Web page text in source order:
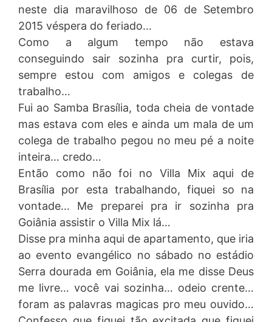
neste dia maravilhoso de 06 de Setembro
2015 véspera do feriado…
Como a algum tempo não estava
conseguindo sair sozinha pra curtir, pois,
sempre estou com amigos e colegas de
trabalho…
Fui ao Samba Brasília, toda cheia de vontade
mas estava com eles e ainda um mala de um
colega de trabalho pegou no meu pé a noite
inteira… credo…
Então como não foi no Villa Mix aqui de
Brasília por esta trabalhando, fiquei so na
vontade… Me preparei pra ir sozinha pra
Goiânia assistir o Villa Mix lá…
Disse pra minha aqui de apartamento, que iria
ao evento evangélico no sábado no estádio
Serra dourada em Goiânia, ela me disse Deus
me livre… você vai sozinha… odeio crente…
foram as palavras magicas pro meu ouvido…